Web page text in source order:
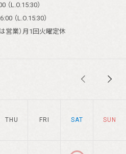
（L.O.15:30）
（L.O.15:30）
営業）月1回火曜定休
THU FRI SAT SUN